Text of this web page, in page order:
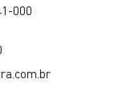
000